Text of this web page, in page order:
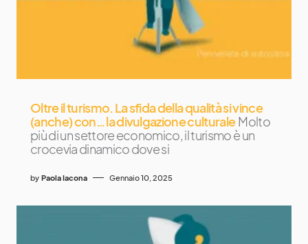
Oltre il turismo. La sfida della qualità si vince
(anche) con… la divulgazione culturale Molto
più di un settore economico, il turismo è un
crocevia dinamico dove si
by Paola Iacona Gennaio 10, 2025